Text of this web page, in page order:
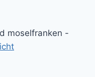
moselfranken -